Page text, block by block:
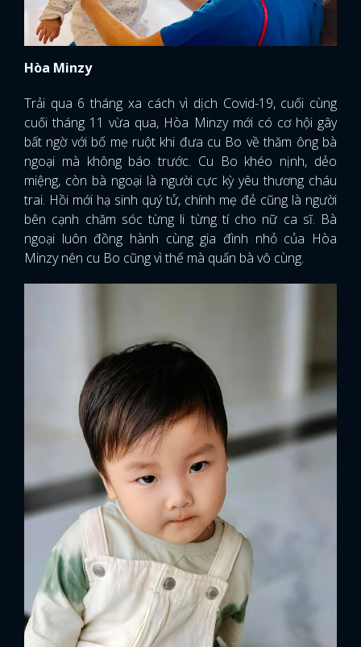
Hòa Minzy
Trải qua 6 tháng xa cách vì dịch Covid-19, cuối cùng
cuối tháng 11 vừa qua, Hòa Minzy mới có cơ hội gây
bất ngờ với bố mẹ ruột khi đưa cu Bo về thăm ông bà
ngoại mà không báo trước. Cu Bo khéo nịnh, dẻo
miệng, còn bà ngoại là người cực kỳ yêu thương cháu
trai. Hồi mới hạ sinh quý tử, chính mẹ đẻ cũng là người
bên cạnh chăm sóc từng li từng tí cho nữ ca sĩ. Bà
ngoại luôn đồng hành cùng gia đình nhỏ của Hòa
Minzy nên cu Bo cũng vì thế mà quấn bà vô cùng.